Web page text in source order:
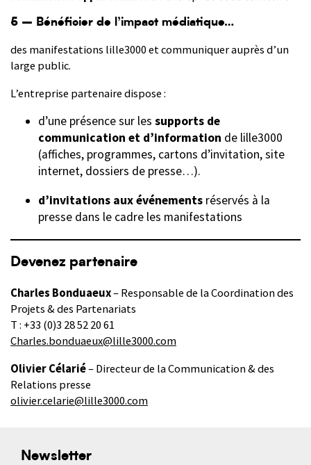
5 – Bénéficier de l’impact médiatique…
des manifestations lille3000 et communiquer auprès d’un
large public.
L’entreprise partenaire dispose :
d’une présence sur les supports de
communication et d’information de lille3000
(affiches, programmes, cartons d’invitation, site
internet, dossiers de presse…).
d’invitations aux événements réservés à la
presse dans le cadre les manifestations
Devenez partenaire
Charles Bonduaeux– Responsable de la Coordination des
Projets & des Partenariats
T : +33 (0)3 28 52 20 61
Charles.bonduaeux@lille3000.com
Olivier Célarié– Directeur de la Communication & des
Relations presse
olivier.celarie@lille3000.com
Newsletter